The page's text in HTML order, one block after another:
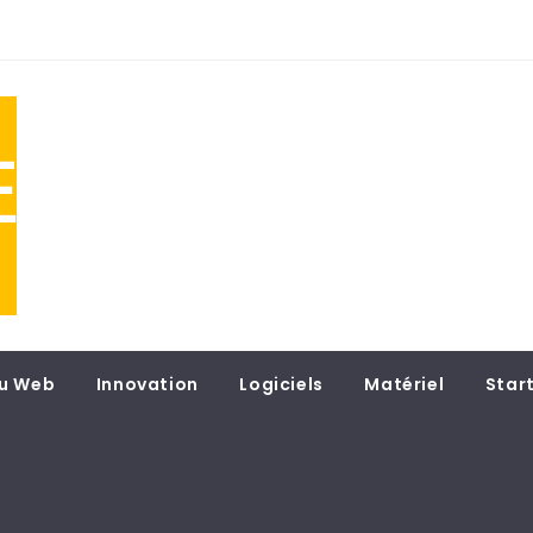
Web Innovation Logiciels Matériel